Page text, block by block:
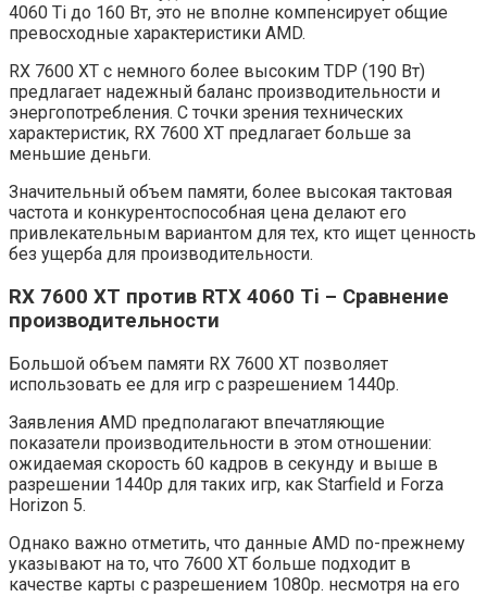
4060 Ti до 160 Вт, это не вполне компенсирует общие
превосходные характеристики AMD.
RX 7600 XT с немного более высоким TDP (190 Вт)
предлагает надежный баланс производительности и
энергопотребления. С точки зрения технических
характеристик, RX 7600 XT предлагает больше за
меньшие деньги.
Значительный объем памяти, более высокая тактовая
частота и конкурентоспособная цена делают его
привлекательным вариантом для тех, кто ищет ценность
без ущерба для производительности.
RX 7600 XT против RTX 4060 Ti – Сравнение
производительности
Большой объем памяти RX 7600 XT позволяет
использовать ее для игр с разрешением 1440p.
Заявления AMD предполагают впечатляющие
показатели производительности в этом отношении:
ожидаемая скорость 60 кадров в секунду и выше в
разрешении 1440p для таких игр, как Starfield и Forza
Horizon 5.
Однако важно отметить, что данные AMD по-прежнему
указывают на то, что 7600 XT больше подходит в
качестве карты с разрешением 1080p. несмотря на его